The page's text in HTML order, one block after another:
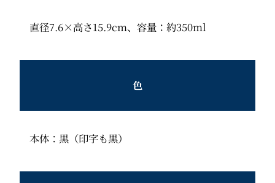
直径7.6×高さ15.9cm、容量：約350ml
色
本体：黒（印字も黒）